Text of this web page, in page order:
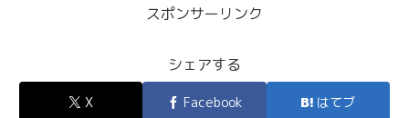
スポンサーリンク
シェアする
X Facebook はてブ